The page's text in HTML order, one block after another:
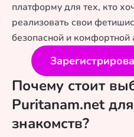
платформу для тех, кто
реализовать свои
безопасной и комфортной
Почему стоит
Puritanam.net
знакомств?